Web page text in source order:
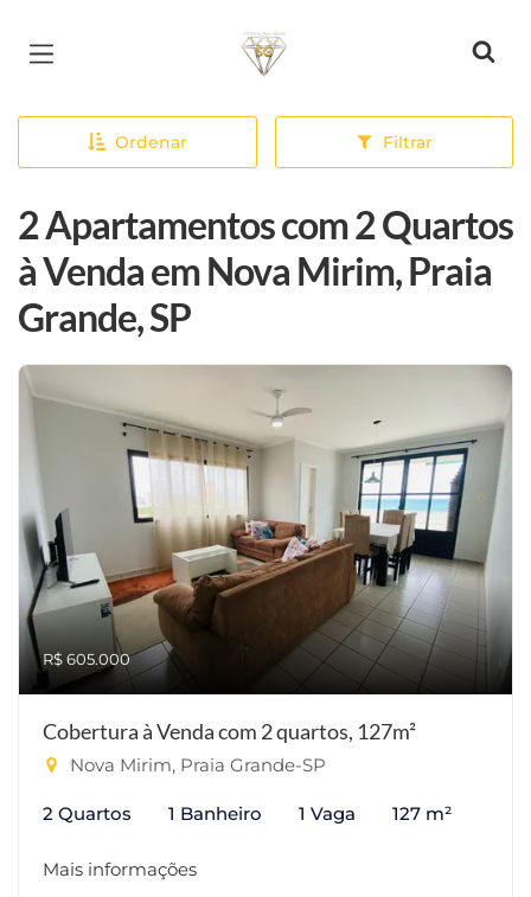
Página inicial
Ordenar Filtrar
2 Apartamentos com 2 Quartos
à Venda em Nova Mirim, Praia
Grande, SP
R$ 605.000
Cobertura à Venda com 2 quartos, 127m²
Nova Mirim, Praia Grande-SP
2 Quartos 1 Banheiro 1 Vaga 127 m²
Mais informações